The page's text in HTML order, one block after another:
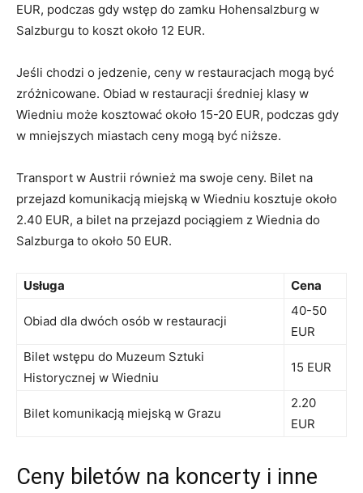
EUR, podczas gdy wstęp do zamku Hohensalzburg w
Salzburgu to koszt około ⁢12 EUR.
Jeśli chodzi o jedzenie, ceny w ‌restauracjach mogą być
zróżnicowane. Obiad w restauracji średniej klasy w
Wiedniu ⁤może kosztować około 15-20 EUR, podczas gdy
w mniejszych miastach ceny mogą być niższe.
Transport w Austrii również ma swoje ceny. Bilet na
przejazd komunikacją miejską w Wiedniu kosztuje około
2.40 EUR, a bilet na przejazd pociągiem ⁢z Wiednia‌ do
Salzburga to około 50 EUR.
Usługa Cena
Obiad dla dwóch osób w restauracji
40-50​
EUR
Bilet wstępu do Muzeum Sztuki
Historycznej w Wiedniu
15 ⁣EUR
Bilet komunikacją miejską w Grazu
2.20​
EUR
Ceny biletów na ​koncerty⁤ i inne